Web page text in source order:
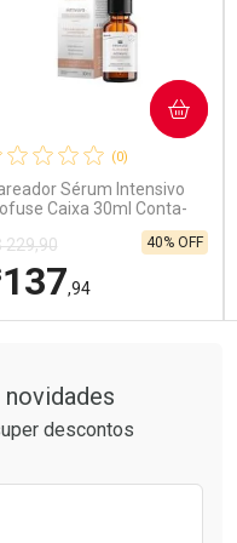
sem Desconto
R$ 189,99/cada
sem Desconto
R$ 189,99/cada
(0)
Sérum Intensivo
Caixa 30ml Conta-
229,90
137,94
40% OFF
COMPRAR
Menos
descontos